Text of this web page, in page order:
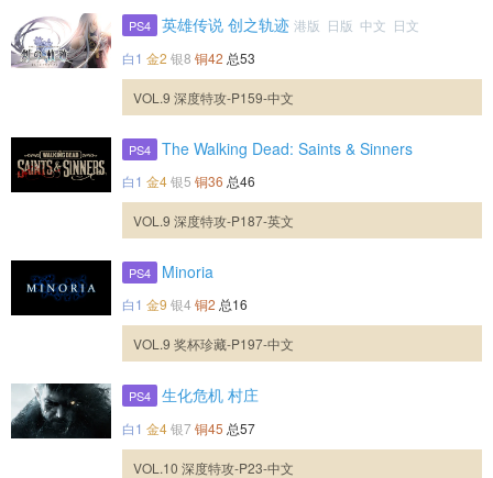
PS4 英雄传说 创之轨迹 港版 日版 中文 日文
白1 金2 银8 铜42 总53
VOL.9 深度特攻-P159-中文
PS4 The Walking Dead: Saints & Sinners
白1 金4银5 铜36 总46
VOL.9 深度特攻-P187-英文
PS4 Minoria
白1 金9 银4 铜2 总16
VOL.9 奖杯珍藏-P197-中文
PS4 生化危机 村庄
白1 金4银7 铜45 总57
VOL.10 深度特攻-P23-中文